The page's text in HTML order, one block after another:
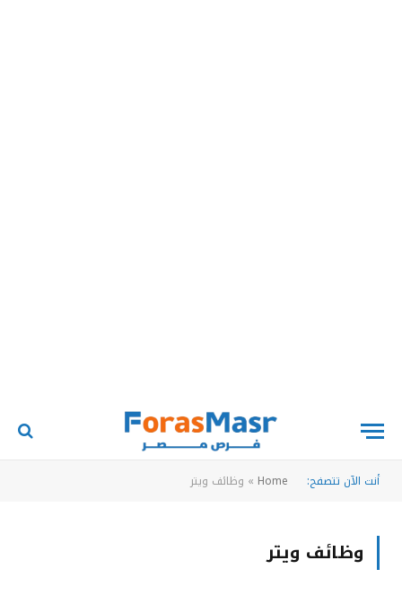
أنت الآن تتصفح: Home
» وظائف ويتر
وظائف ويتر